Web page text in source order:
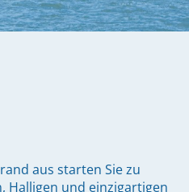
aus starten Sie zu
Halligen und einzigartigen